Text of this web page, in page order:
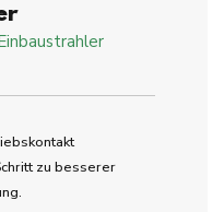
zu besserer